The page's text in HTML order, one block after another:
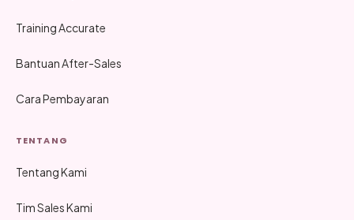
Training Accurate
Bantuan After-Sales
Cara Pembayaran
TENTANG
Tentang Kami
Tim Sales Kami